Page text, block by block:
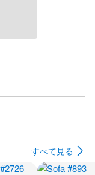
すべて見る